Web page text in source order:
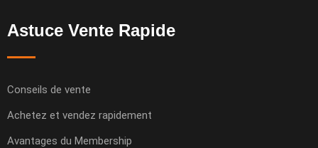
Astuce Vente Rapide
Conseils de vente
Achetez et vendez rapidement
Avantages du Membership